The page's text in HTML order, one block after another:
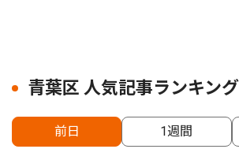
青葉区 人気記事ランキング
前日 1週間